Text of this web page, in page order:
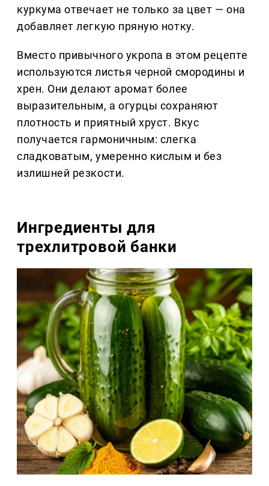
куркума отвечает не только за цвет — она
добавляет легкую пряную нотку.
Вместо привычного укропа в этом рецепте
используются листья черной смородины и
хрен. Они делают аромат более
выразительным, а огурцы сохраняют
плотность и приятный хруст. Вкус
получается гармоничным: слегка
сладковатым, умеренно кислым и без
излишней резкости.
Ингредиенты для
трехлитровой банки